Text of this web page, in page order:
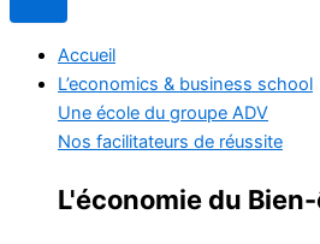
Accueil
L’economics & business school
Une école du groupe ADV
Nos facilitateurs de réussite
L'économie du